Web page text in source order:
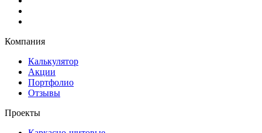
Компания
Калькулятор
Акции
Портфолио
Отзывы
Проекты